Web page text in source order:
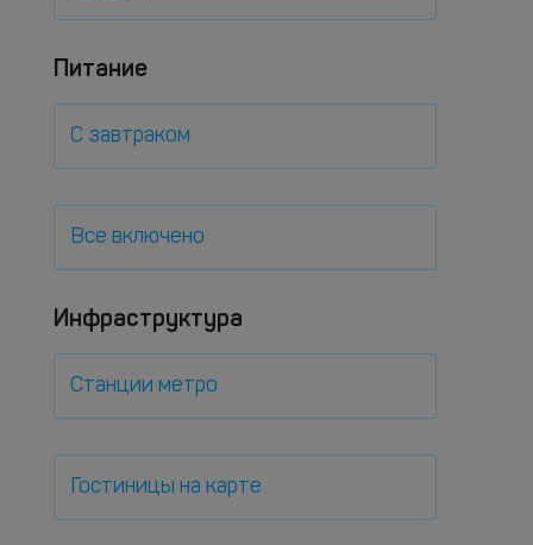
Питание
С завтраком
Все включено
Инфраструктура
Станции метро
Гостиницы на карте